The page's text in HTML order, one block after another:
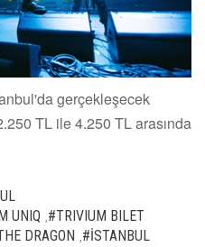
gerçekleşecek
TL ile 4.250 TL arasında
UNIQ #TRIVIUM BILET
DRAGON #İSTANBUL